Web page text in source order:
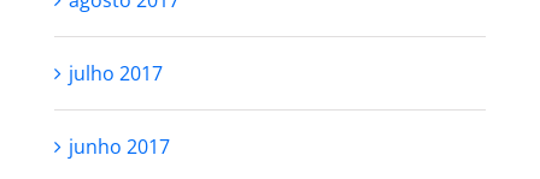
julho 2017
junho 2017